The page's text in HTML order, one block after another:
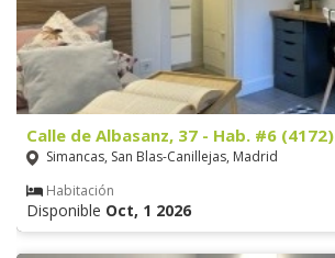
Calle de Albasanz, 37 - Hab. #6 (4172)
Simancas, San Blas-Canillejas, Madrid
Habitación
Disponible Oct, 1 2026